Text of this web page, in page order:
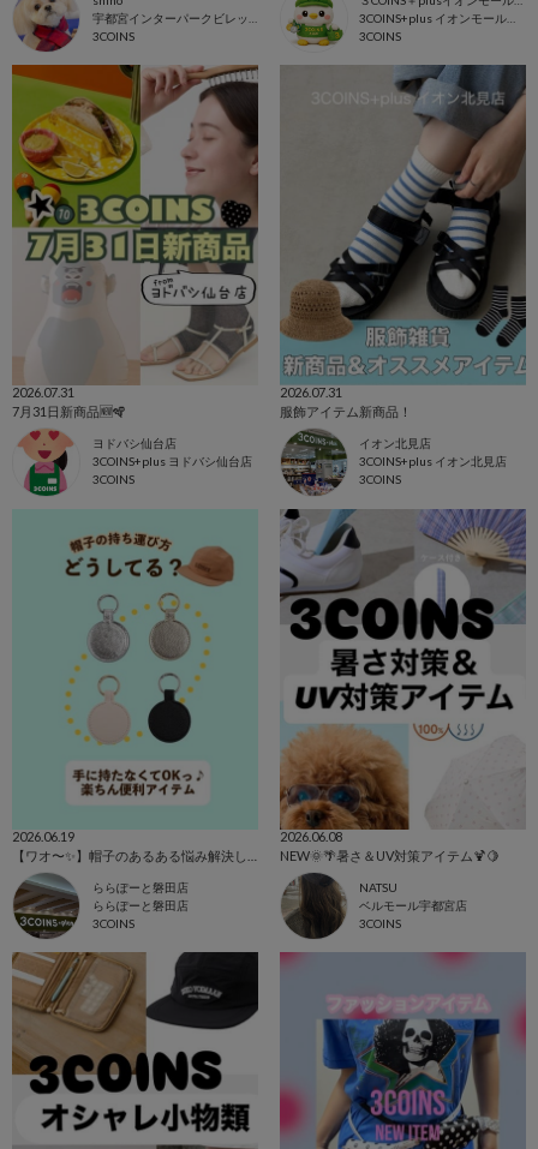
3COINS
3COINS
2026.07.31
7月31日新商品🆕🪇
ヨドバシ仙台店
3COINS+plus ヨドバシ仙台店
3COINS
2026.07.31
服飾アイテム新商品！
イオン北見店
3COINS+plus イオン北見店
3COINS
2026.06.19
ららぽーと磐田店
ららぽーと磐田店
3COINS
2026.06.08
NEW🌞🌴暑さ＆UV対策アイテム🍹🍋
NATSU
ベルモール宇都宮店
3COINS